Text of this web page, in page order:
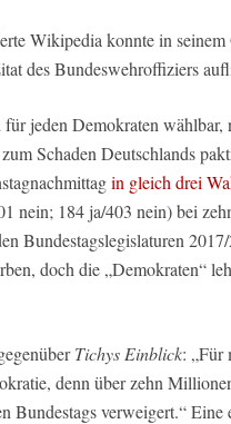
Wikipedia konnte in
des Bundeswehroffiziers
jeden Demokraten
Schaden Deutschlands
in gleich drei
nein; 184 ja/403 nein) bei
Bundestagslegislaturen
doch die „Demokraten“
Tichys Einblick: „Für
denn über zehn
Bundestags verweigert.“